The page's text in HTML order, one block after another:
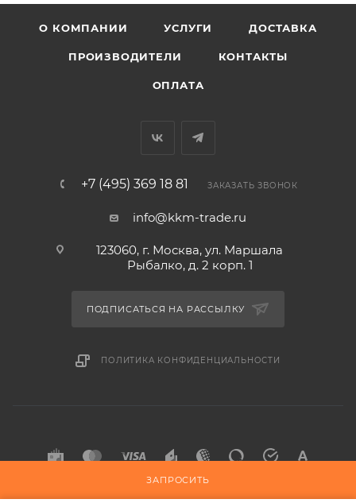
ЗАПРОСИТЬ
О КОМПАНИИ УСЛУГИ ДОСТАВКА
ПРОИЗВОДИТЕЛИ КОНТАКТЫ
ОПЛАТА
+7 (495) 369 18 81 ЗАКАЗАТЬ ЗВОНОК
info@kkm-trade.ru
123060, г. Москва, ул. Маршала
Рыбалко, д. 2 корп. 1
ПОДПИСАТЬСЯ НА РАССЫЛКУ
ПОЛИТИКА КОНФИДЕНЦИАЛЬНОСТИ
2015-2026 © KKM-TRADE